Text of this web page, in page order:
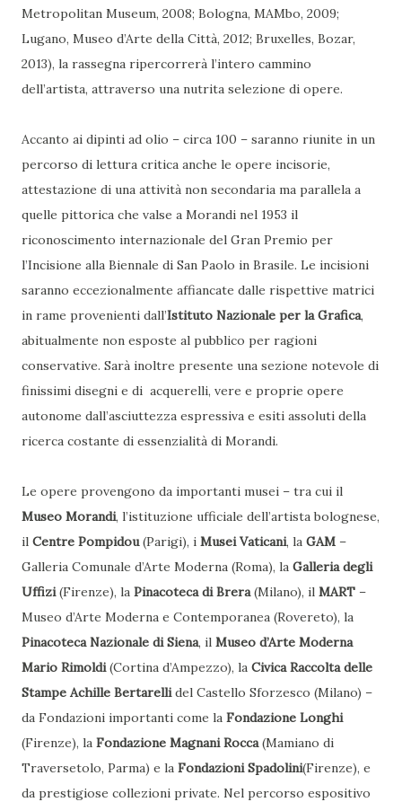
Metropolitan Museum, 2008; Bologna, MAMbo, 2009;
Lugano, Museo d’Arte della Città, 2012; Bruxelles, Bozar,
2013), la rassegna ripercorrerà l’intero cammino
dell’artista, attraverso una nutrita selezione di opere.
Accanto ai dipinti ad olio – circa 100 – saranno riunite in un
percorso di lettura critica anche le opere incisorie,
attestazione di una attività non secondaria ma parallela a
quelle pittorica che valse a Morandi nel 1953 il
riconoscimento internazionale del Gran Premio per
l’Incisione alla Biennale di San Paolo in Brasile. Le incisioni
saranno eccezionalmente affiancate dalle rispettive matrici
in rame provenienti dall’Istituto Nazionale per la Grafica,
abitualmente non esposte al pubblico per ragioni
conservative. Sarà inoltre presente una sezione notevole di
finissimi disegni e di acquerelli, vere e proprie opere
autonome dall’asciuttezza espressiva e esiti assoluti della
ricerca costante di essenzialità di Morandi.
Le opere provengono da importanti musei – tra cui il
Museo Morandi, l’istituzione ufficiale dell’artista bolognese,
il Centre Pompidou(Parigi), i Musei Vaticani, la GAM –
Galleria Comunale d’Arte Moderna (Roma), la Galleria degli
Uffizi(Firenze), la Pinacoteca di Brera(Milano), il MART –
Museo d’Arte Moderna e Contemporanea (Rovereto), la
Pinacoteca Nazionale di Siena, il Museo d’Arte Moderna
Mario Rimoldi(Cortina d’Ampezzo), la Civica Raccolta delle
Stampe Achille Bertarellidel Castello Sforzesco (Milano) –
da Fondazioni importanti come la Fondazione Longhi
(Firenze), la Fondazione Magnani Rocca(Mamiano di
Traversetolo, Parma) e la Fondazioni Spadolini(Firenze), e
da prestigiose collezioni private. Nel percorso espositivo